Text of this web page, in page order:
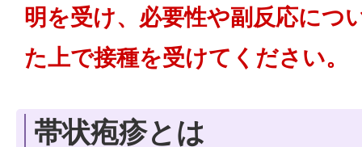
明を受け、必要性や副反応につ
た上で接種を受けてください。
帯状疱疹とは